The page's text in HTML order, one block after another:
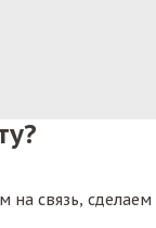
на связь, сделаем